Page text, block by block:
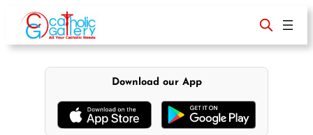
content
Download our App